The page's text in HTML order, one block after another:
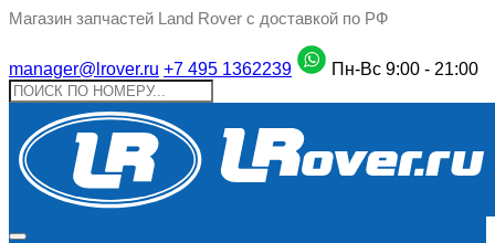
Магазин запчастей Land Rover с доставкой по РФ
manager@lrover.ru +7 495 1362239 Пн-Вс 9:00 - 21:00